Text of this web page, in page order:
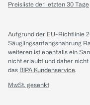
Preisliste der letzten 30 Tage
Aufgrund der EU-Richtlinie
Säuglingsanfangsnahrung
weiteren ist ebenfalls ein
nicht erlaubt und daher nicht
das BIPA Kundenservice.
MwSt. gesenkt